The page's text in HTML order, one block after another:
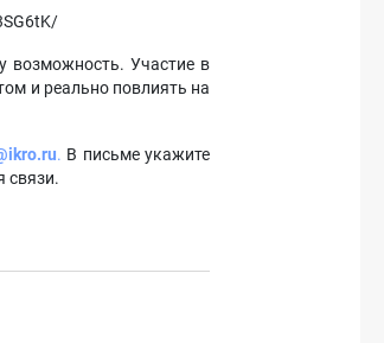
возможность. Участие в
и реально повлиять на
. В письме укажите
связи.